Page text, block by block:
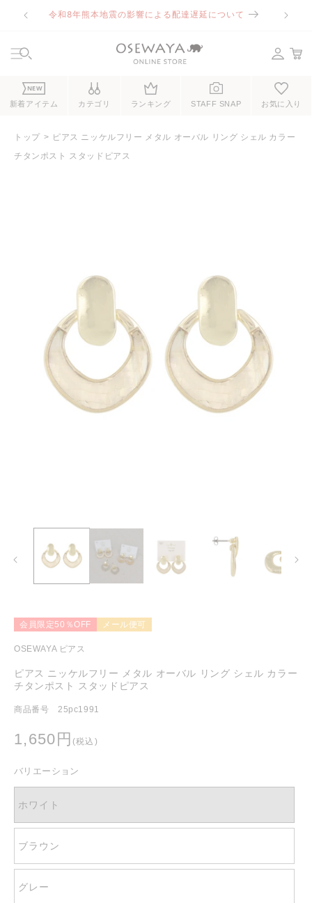
ンツに令和8年熊本地震の影響による配達遅延について
NEW
新着アイテム カテゴリ ランキング STAFF SNAP お気に入り
トップ
ピアス ニッケルフリー メタル オーバル リング シェル カラー
チタンポスト スタッドピアス
会員限定50％OFF メール便可
OSEWAYA ピアス
ピアス ニッケルフリー メタル オーバル リング シェル カラー
チタンポスト スタッドピアス
商品番号 25pc1991
通
価
格
1,650円 (税込)
バリエーション
ホワイト
ブラウン
グレー